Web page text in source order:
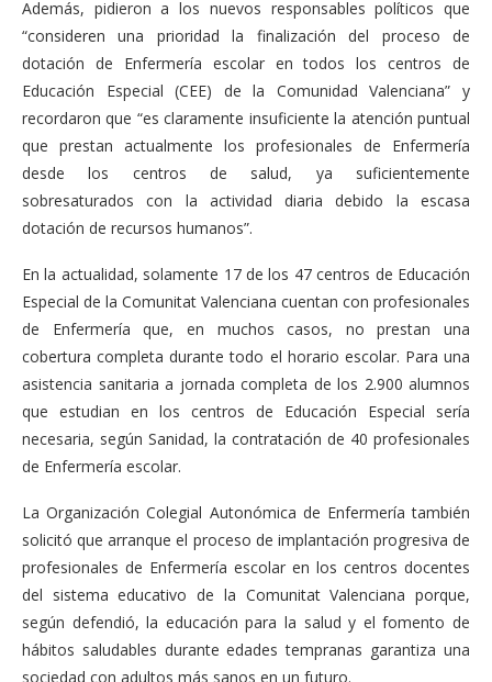
Además, pidieron a los nuevos responsables políticos que
“consideren una prioridad la finalización del proceso de
dotación de Enfermería escolar en todos los centros de
Educación Especial (CEE) de la Comunidad Valenciana” y
recordaron que “es claramente insuficiente la atención puntual
que prestan actualmente los profesionales de Enfermería
desde los centros de salud, ya suficientemente
sobresaturados con la actividad diaria debido la escasa
dotación de recursos humanos”.
En la actualidad, solamente 17 de los 47 centros de Educación
Especial de la Comunitat Valenciana cuentan con profesionales
de Enfermería que, en muchos casos, no prestan una
cobertura completa durante todo el horario escolar. Para una
asistencia sanitaria a jornada completa de los 2.900 alumnos
que estudian en los centros de Educación Especial sería
necesaria, según Sanidad, la contratación de 40 profesionales
de Enfermería escolar.
La Organización Colegial Autonómica de Enfermería también
solicitó que arranque el proceso de implantación progresiva de
profesionales de Enfermería escolar en los centros docentes
del sistema educativo de la Comunitat Valenciana porque,
según defendió, la educación para la salud y el fomento de
hábitos saludables durante edades tempranas garantiza una
sociedad con adultos más sanos en un futuro.